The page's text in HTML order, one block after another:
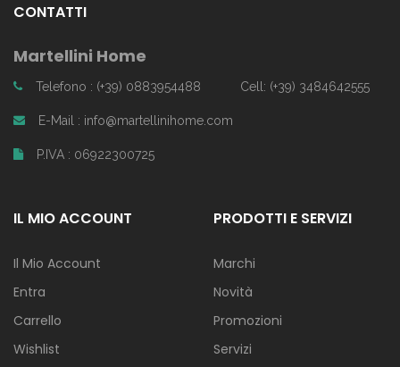
CONTATTI
Martellini Home
Telefono : (+39) 0883954488 Cell: (+39) 3484642555
E-Mail : info@martellinihome.com
P.IVA : 06922300725
IL MIO ACCOUNT
Il Mio Account
Entra
Carrello
Wishlist
PRODOTTI E SERVIZI
Marchi
Novità
Promozioni
Servizi